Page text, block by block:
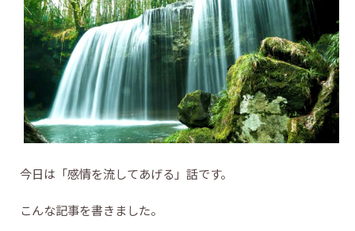
今日は「感情を流してあげる」話です。
こんな記事を書きました。